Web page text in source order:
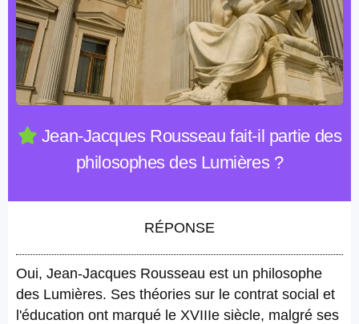
Jean-Jacques Rousseau fait-il partie des
philosophes des Lumières ?
RÉPONSE
Oui, Jean-Jacques Rousseau est un philosophe
des Lumières. Ses théories sur le contrat social et
l'éducation ont marqué le XVIIIe siècle, malgré ses